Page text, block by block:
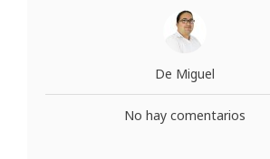
De Miguel
No hay comentarios